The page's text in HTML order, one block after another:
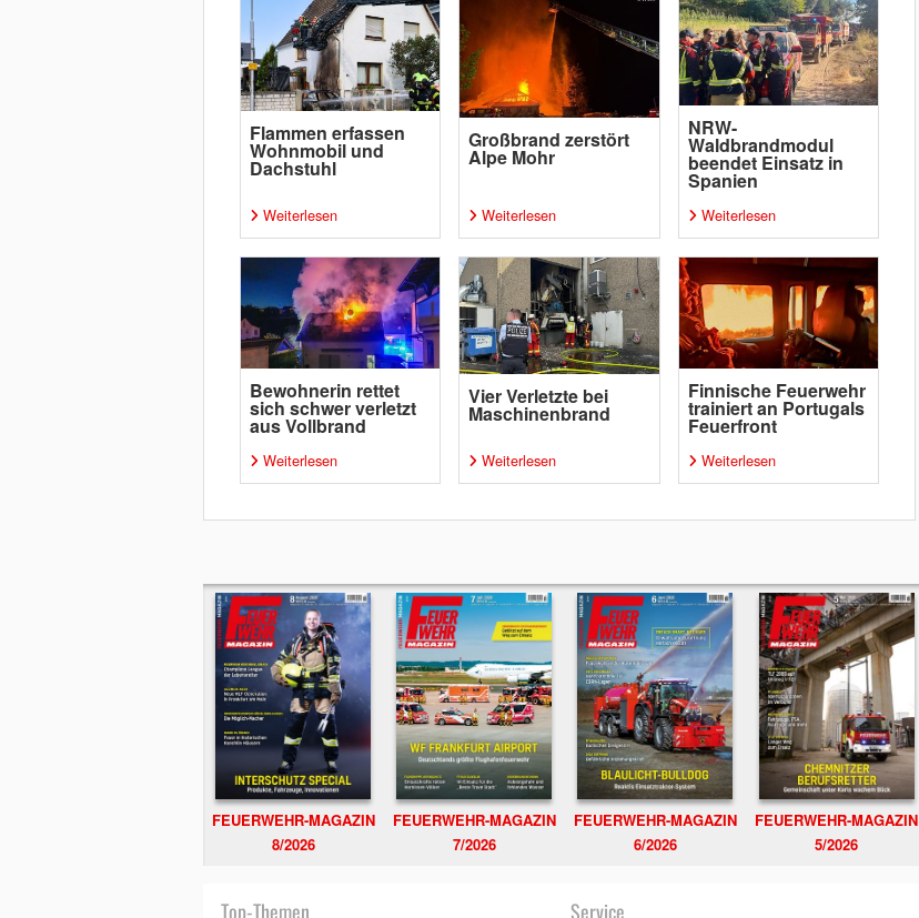
Flammen erfassen
Wohnmobil und
Dachstuhl
Weiterlesen
Großbrand zerstört
Alpe Mohr
Weiterlesen
NRW-
Waldbrandmodul
beendet Einsatz in
Spanien
Weiterlesen
Bewohnerin rettet
sich schwer verletzt
aus Vollbrand
Weiterlesen
Vier Verletzte bei
Maschinenbrand
Weiterlesen
Finnische Feuerwehr
trainiert an Portugals
Feuerfront
Weiterlesen
FEUERWEHR-MAGAZIN
8/2026
FEUERWEHR-MAGAZIN
7/2026
FEUERWEHR-MAGAZIN
6/2026
FEUERWEHR-MAGAZIN
5/2026
Top-Themen Service